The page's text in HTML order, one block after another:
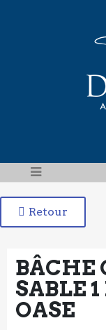
Retour
BÂCHE
SABLE
OASE